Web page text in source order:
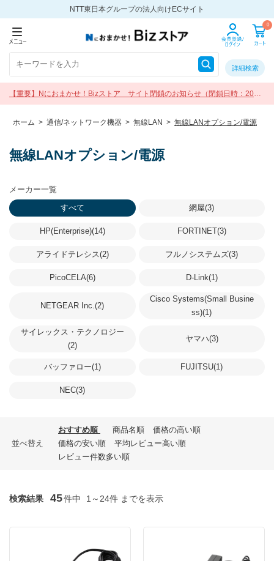
NTT東日本グループの法人向けECサイト
0
詳細検索
【重要】Nにおまかせ！Bizストア サイト閉鎖のお知らせ（閉鎖日時：2026
年9月30日 17:00）
ホーム > 通信/ネットワーク機器 > 無線LAN > 無線LANオプション/電源
無線LANオプション/電源
メーカー一覧
すべて
網屋(3)
HP(Enterprise)(14) FORTINET(3)
アライドテレシス(2) フルノシステムズ(3)
PicoCELA(6) D-Link(1)
NETGEAR Inc.(2)
Cisco Systems(Small Busine
ss)(1)
サイレックス・テクノロジー
(2)
ヤマハ(3)
バッファロー(1) FUJITSU(1)
NEC(3)
並べ替え
おすすめ順 商品名順
価格の高い順
価格の安い順
平均レビュー高い順
レビュー件数多い順
検索結果 45件中 1～24件 までを表示